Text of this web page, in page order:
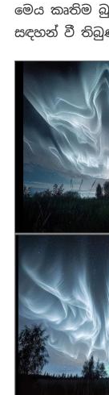
මෙය කෘතිම
සඳහන් වී